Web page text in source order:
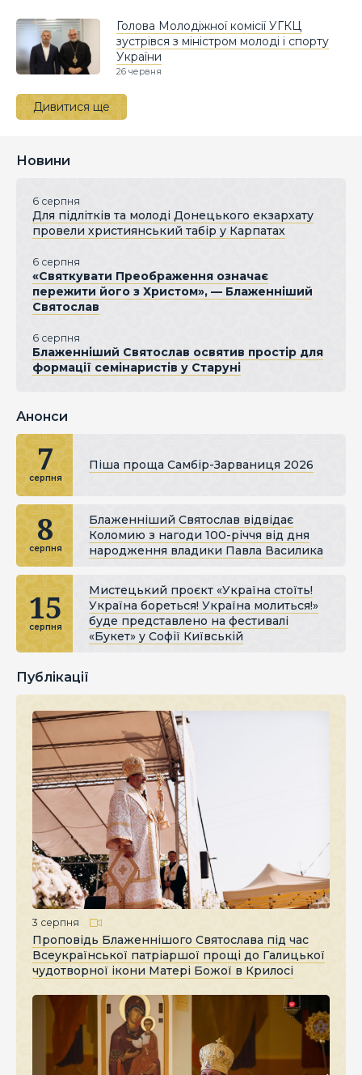
Голова Молодіжної комісії УГКЦ
зустрівся з міністром молоді і спорту
України
26 червня
Дивитися ще
Новини
6 серпня
Для підлітків та молоді Донецького екзархату
провели християнський табір у Карпатах
6 серпня
«Святкувати Преображення означає
пережити його з Христом», — Блаженніший
Святослав
6 серпня
Блаженніший Святослав освятив простір для
формації семінаристів у Старуні
Анонси
7
серпня
Піша проща Самбір-Зарваниця 2026
8
серпня
Блаженніший Святослав відвідає
Коломию з нагоди 100-річчя від дня
народження владики Павла Василика
15
серпня
Мистецький проєкт «Україна стоїть!
Україна бореться! Україна молиться!»
буде представлено на фестивалі
«Букет» у Софії Київській
Публікації
3 серпня
Проповідь Блаженнішого Святослава під час
Всеукраїнської патріаршої прощі до Галицької
чудотворної ікони Матері Божої в Крилосі